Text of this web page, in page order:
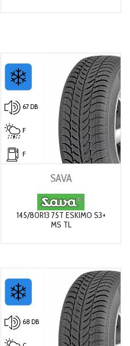
67 DB
F
F
SAVA
145/80R13 75T ESKIMO S3+
MS TL
68 DB